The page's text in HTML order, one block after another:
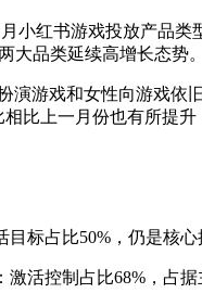
红书游戏投放产品类
大品类延续高增长态势。
游戏和女性向游戏依
比上一月份也有所提
占比50%，仍是核心
控制占比68%，占据